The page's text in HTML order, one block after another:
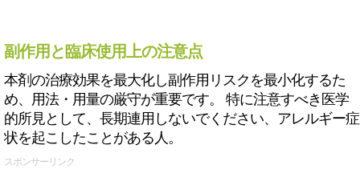
副作用と臨床使用上の注意点
本剤の治療効果を最大化し副作用リスクを最小化するた
め、用法・用量の厳守が重要です。 特に注意すべき医学
的所見として、長期連用しないでください、アレルギー症
状を起こしたことがある人。
スポンサーリンク